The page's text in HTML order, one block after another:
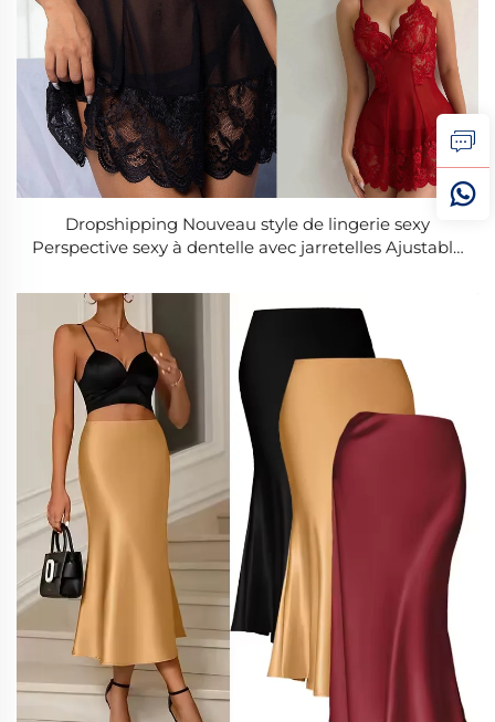
Dropshipping Nouveau style de lingerie sexy
Perspective sexy à dentelle avec jarretelles Ajustable